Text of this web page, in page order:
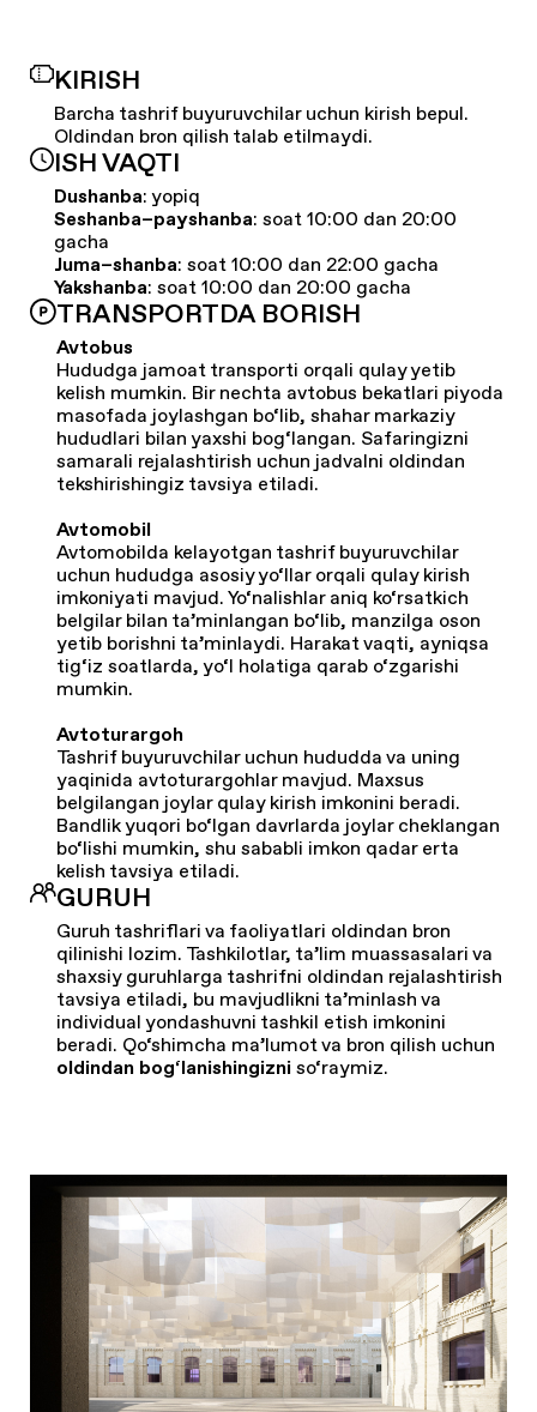
KIRISH
Barcha tashrif buyuruvchilar uchun kirish bepul.
Oldindan bron qilish talab etilmaydi.
ISH VAQTI
Dushanba: yopiq
Seshanba–payshanba: soat 10:00 dan 20:00
gacha
Juma–shanba: soat 10:00 dan 22:00 gacha
Yakshanba: soat 10:00 dan 20:00 gacha
TRANSPORTDA BORISH
Avtobus
Hududga jamoat transporti orqali qulay yetib
kelish mumkin. Bir nechta avtobus bekatlari piyoda
masofada joylashgan bo‘lib, shahar markaziy
hududlari bilan yaxshi bog‘langan. Safaringizni
samarali rejalashtirish uchun jadvalni oldindan
tekshirishingiz tavsiya etiladi.
Avtomobil
Avtomobilda kelayotgan tashrif buyuruvchilar
uchun hududga asosiy yo‘llar orqali qulay kirish
imkoniyati mavjud. Yo‘nalishlar aniq ko‘rsatkich
belgilar bilan ta’minlangan bo‘lib, manzilga oson
yetib borishni ta’minlaydi. Harakat vaqti, ayniqsa
tig‘iz soatlarda, yo‘l holatiga qarab o‘zgarishi
mumkin.
Avtoturargoh
Tashrif buyuruvchilar uchun hududda va uning
yaqinida avtoturargohlar mavjud. Maxsus
belgilangan joylar qulay kirish imkonini beradi.
Bandlik yuqori bo‘lgan davrlarda joylar cheklangan
bo‘lishi mumkin, shu sababli imkon qadar erta
kelish tavsiya etiladi.
GURUH
Guruh tashriflari va faoliyatlari oldindan bron
qilinishi lozim. Tashkilotlar, ta’lim muassasalari va
shaxsiy guruhlarga tashrifni oldindan rejalashtirish
tavsiya etiladi, bu mavjudlikni ta’minlash va
individual yondashuvni tashkil etish imkonini
beradi. Qo‘shimcha ma’lumot va bron qilish uchun
oldindan bog‘lanishingizni so‘raymiz.